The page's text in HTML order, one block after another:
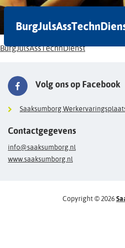
BurgJulsAssTechnDienst
Volg ons op Facebook
Saaksumborg
Contactgegevens
info@saaksumborg.nl
www.saaksumborg.nl
Copyright © 2026